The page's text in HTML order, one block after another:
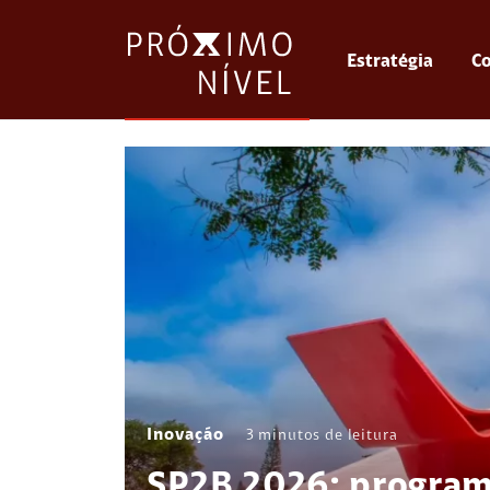
Estratégia
Inovação 3 minutos de leitura